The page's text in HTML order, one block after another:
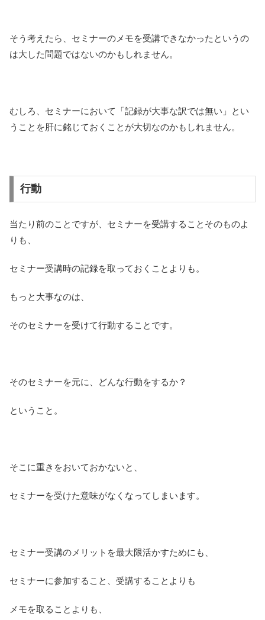
そう考えたら、セミナーのメモを受講できなかったというの
は大した問題ではないのかもしれません。
むしろ、セミナーにおいて「記録が大事な訳では無い」とい
うことを肝に銘じておくことが大切なのかもしれません。
行動
当たり前のことですが、セミナーを受講することそのものよ
りも、
セミナー受講時の記録を取っておくことよりも。
もっと大事なのは、
そのセミナーを受けて行動することです。
そのセミナーを元に、どんな行動をするか？
ということ。
そこに重きをおいておかないと、
セミナーを受けた意味がなくなってしまいます。
セミナー受講のメリットを最大限活かすためにも、
セミナーに参加すること、受講することよりも
メモを取ることよりも、